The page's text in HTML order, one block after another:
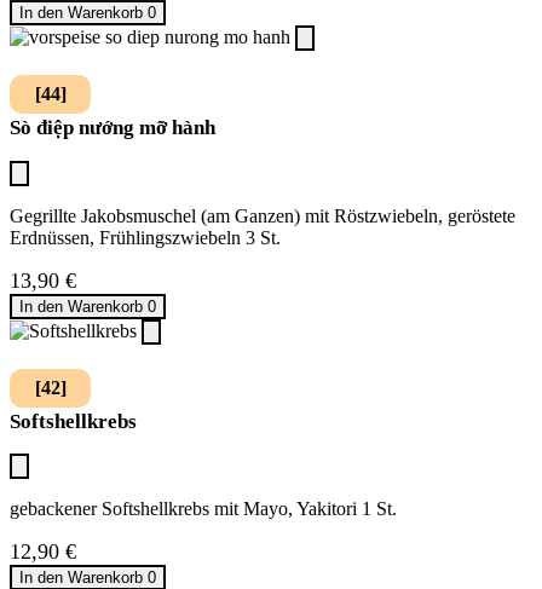
In den Warenkorb 0
[44]
Sò điệp nướng mỡ hành
Gegrillte Jakobsmuschel (am Ganzen) mit Röstzwiebeln, geröstete
Erdnüssen, Frühlingszwiebeln 3 St.
13,90 €
In den Warenkorb 0
[42]
Softshellkrebs
gebackener Softshellkrebs mit Mayo, Yakitori 1 St.
12,90 €
In den Warenkorb 0